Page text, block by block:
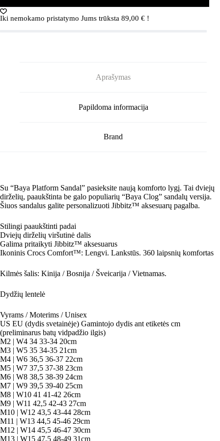
(Rožinės)
Iki nemokamo pristatymo Jums trūksta 89,00 € !
Aprašymas
Papildoma informacija
Brand
Su “Baya Platform Sandal” pasieksite naują komforto lygį. Tai dviejų
dirželių, paaukštinta be galo populiarių “Baya Clog” sandalų versija.
Šiuos sandalus galite personalizuoti Jibbitz™ aksesuarų pagalba.
Stilingi paaukštinti padai
Dviejų dirželių viršutinė dalis
Galima pritaikyti Jibbitz™ aksesuarus
Ikoninis Crocs Comfort™: Lengvi. Lankstūs. 360 laipsnių komfortas
Kilmės šalis: Kinija / Bosnija / Šveicarija / Vietnamas.
Dydžių lentelė
Vyrams / Moterims / Unisex
US EU (dydis svetainėje) Gamintojo dydis ant etiketės cm
(preliminarus batų vidpadžio ilgis)
M2 | W4 34 33-34 20cm
M3 | W5 35 34-35 21cm
M4 | W6 36,5 36-37 22cm
M5 | W7 37,5 37-38 23cm
M6 | W8 38,5 38-39 24cm
M7 | W9 39,5 39-40 25cm
M8 | W10 41 41-42 26cm
M9 | W11 42,5 42-43 27cm
M10 | W12 43,5 43-44 28cm
M11 | W13 44,5 45-46 29cm
M12 | W14 45,5 46-47 30cm
M13 | W15 47,5 48-49 31cm